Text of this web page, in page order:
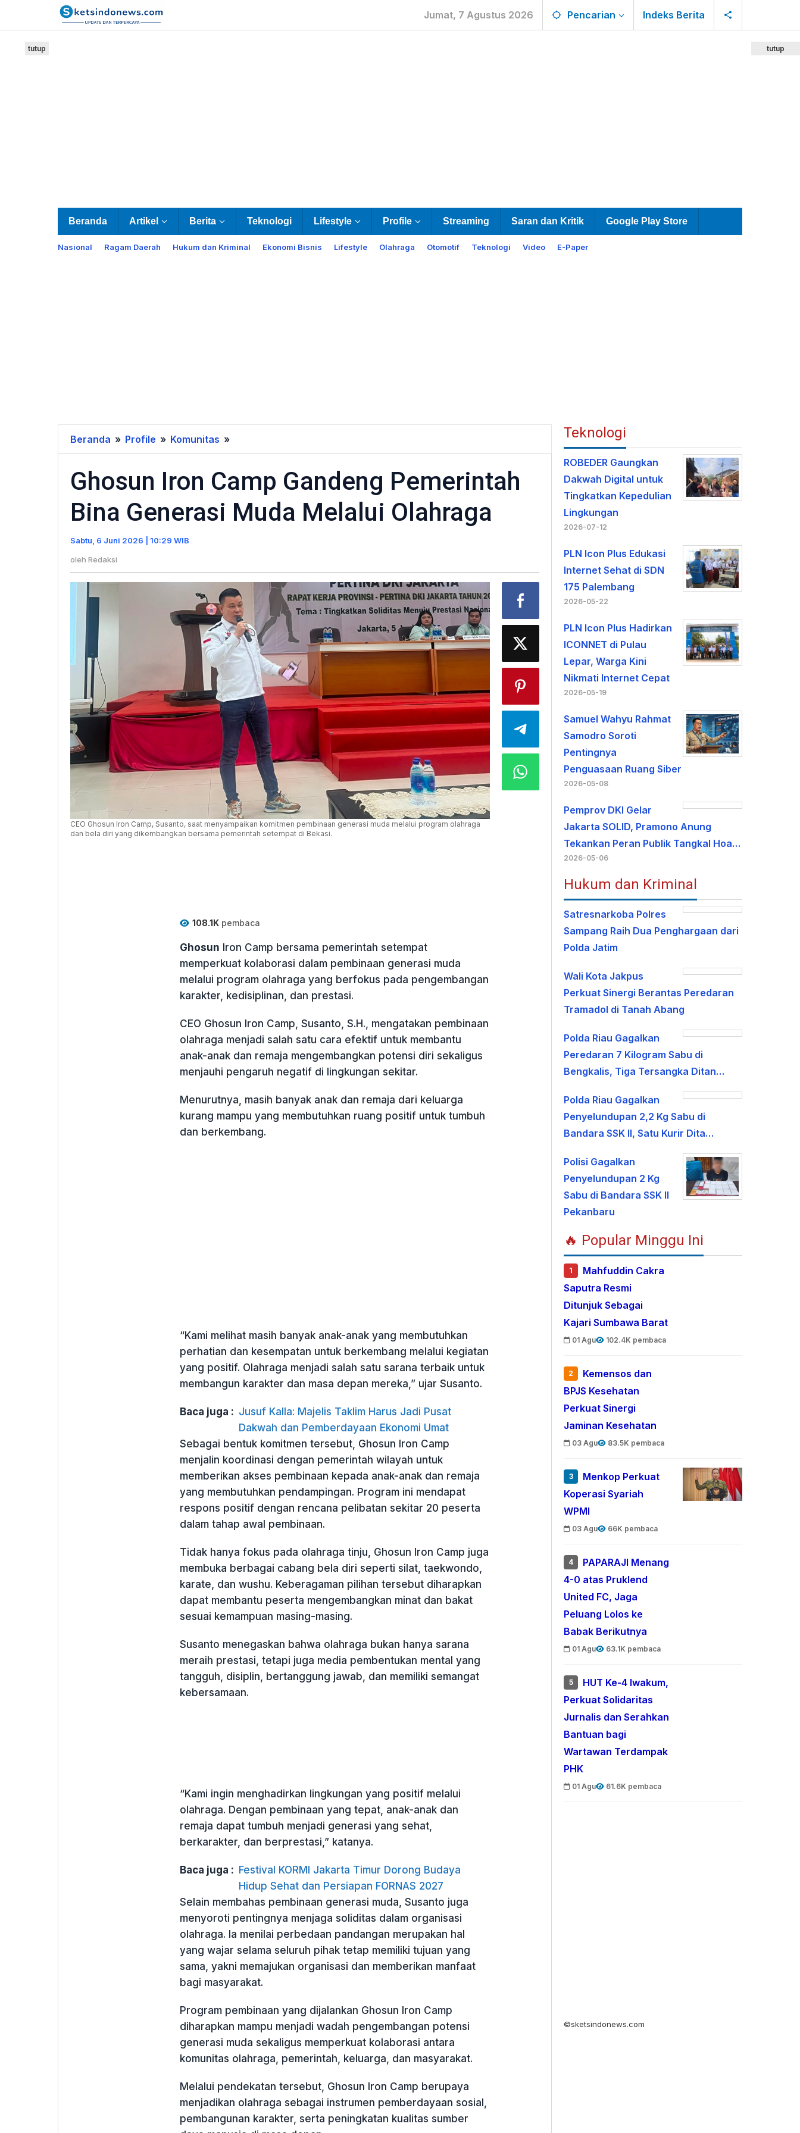
Jumat, 7 Agustus 2026 Pencarian Indeks Berita
Beranda Artikel Berita Teknologi Lifestyle Profile Streaming Saran dan Kritik Google Play Store
Nasional Ragam Daerah Hukum dan Kriminal Ekonomi Bisnis Lifestyle Olahraga Otomotif Teknologi Video E-Paper
tutup tutup
Beranda » Profile » Komunitas »
Iron
Gandeng
Pemerintah
Bina
Melalui
Olahraga
Ghosun Iron Camp Gandeng Pemerintah
Bina Generasi Muda Melalui Olahraga
Sabtu, 6 Juni 2026 | 10:29 WIB
oleh Redaksi
CEO Ghosun Iron Camp, Susanto, saat menyampaikan komitmen pembinaan generasi muda melalui program olahraga
dan bela diri yang dikembangkan bersama pemerintah setempat di Bekasi.
108.1Kpembaca
Ghosun Iron Camp bersama pemerintah setempat
memperkuat kolaborasi dalam pembinaan generasi muda
melalui program olahraga yang berfokus pada pengembangan
karakter, kedisiplinan, dan prestasi.
CEO Ghosun Iron Camp, Susanto, S.H., mengatakan pembinaan
olahraga menjadi salah satu cara efektif untuk membantu
anak-anak dan remaja mengembangkan potensi diri sekaligus
menjauhi pengaruh negatif di lingkungan sekitar.
Menurutnya, masih banyak anak dan remaja dari keluarga
kurang mampu yang membutuhkan ruang positif untuk tumbuh
dan berkembang.
“Kami melihat masih banyak anak-anak yang membutuhkan
perhatian dan kesempatan untuk berkembang melalui kegiatan
yang positif. Olahraga menjadi salah satu sarana terbaik untuk
membangun karakter dan masa depan mereka,” ujar Susanto.
Baca juga : Jusuf Kalla: Majelis Taklim Harus Jadi Pusat
Dakwah dan Pemberdayaan Ekonomi Umat
Sebagai bentuk komitmen tersebut, Ghosun Iron Camp
menjalin koordinasi dengan pemerintah wilayah untuk
memberikan akses pembinaan kepada anak-anak dan remaja
yang membutuhkan pendampingan. Program ini mendapat
respons positif dengan rencana pelibatan sekitar 20 peserta
dalam tahap awal pembinaan.
Tidak hanya fokus pada olahraga tinju, Ghosun Iron Camp juga
membuka berbagai cabang bela diri seperti silat, taekwondo,
karate, dan wushu. Keberagaman pilihan tersebut diharapkan
dapat membantu peserta mengembangkan minat dan bakat
sesuai kemampuan masing-masing.
Susanto menegaskan bahwa olahraga bukan hanya sarana
meraih prestasi, tetapi juga media pembentukan mental yang
tangguh, disiplin, bertanggung jawab, dan memiliki semangat
kebersamaan.
“Kami ingin menghadirkan lingkungan yang positif melalui
olahraga. Dengan pembinaan yang tepat, anak-anak dan
remaja dapat tumbuh menjadi generasi yang sehat,
berkarakter, dan berprestasi,” katanya.
Baca juga : Festival KORMI Jakarta Timur Dorong Budaya
Hidup Sehat dan Persiapan FORNAS 2027
Selain membahas pembinaan generasi muda, Susanto juga
menyoroti pentingnya menjaga soliditas dalam organisasi
olahraga. Ia menilai perbedaan pandangan merupakan hal
yang wajar selama seluruh pihak tetap memiliki tujuan yang
sama, yakni memajukan organisasi dan memberikan manfaat
bagi masyarakat.
Program pembinaan yang dijalankan Ghosun Iron Camp
diharapkan mampu menjadi wadah pengembangan potensi
generasi muda sekaligus memperkuat kolaborasi antara
komunitas olahraga, pemerintah, keluarga, dan masyarakat.
Melalui pendekatan tersebut, Ghosun Iron Camp berupaya
menjadikan olahraga sebagai instrumen pemberdayaan sosial,
pembangunan karakter, serta peningkatan kualitas sumber
Teknologi
ROBEDER Gaungkan
Dakwah Digital untuk
Tingkatkan Kepedulian
Lingkungan
2026-07-12
PLN Icon Plus Edukasi
Internet Sehat di SDN
175 Palembang
2026-05-22
PLN Icon Plus Hadirkan
ICONNET di Pulau
Lepar, Warga Kini
Nikmati Internet Cepat
2026-05-19
Samuel Wahyu Rahmat
Samodro Soroti
Pentingnya
Penguasaan Ruang Siber
2026-05-08
Pemprov DKI Gelar
Jakarta SOLID, Pramono Anung
Tekankan Peran Publik Tangkal Hoa…
2026-05-06
Hukum dan Kriminal
Satresnarkoba Polres
Sampang Raih Dua Penghargaan dari
Polda Jatim
Wali Kota Jakpus
Perkuat Sinergi Berantas Peredaran
Tramadol di Tanah Abang
Polda Riau Gagalkan
Peredaran 7 Kilogram Sabu di
Bengkalis, Tiga Tersangka Ditan…
Polda Riau Gagalkan
Penyelundupan 2,2 Kg Sabu di
Bandara SSK II, Satu Kurir Dita…
Polisi Gagalkan
Penyelundupan 2 Kg
Sabu di Bandara SSK II
Pekanbaru
🔥 Popular Minggu Ini
1
Mahfuddin Cakra
Saputra Resmi
Ditunjuk Sebagai
Kajari Sumbawa Barat
01 Agu 102.4K pembaca
2
Kemensos dan
BPJS Kesehatan
Perkuat Sinergi
Jaminan Kesehatan
03 Agu 83.5K pembaca
3
Menkop Perkuat
Koperasi Syariah
WPMI
03 Agu 66K pembaca
4
PAPARAJI Menang
4-0 atas Pruklend
United FC, Jaga
Peluang Lolos ke
Babak Berikutnya
01 Agu 63.1K pembaca
5
HUT Ke-4 Iwakum,
Perkuat Solidaritas
Jurnalis dan Serahkan
Bantuan bagi
Wartawan Terdampak
PHK
01 Agu 61.6K pembaca
©sketsindonews.com